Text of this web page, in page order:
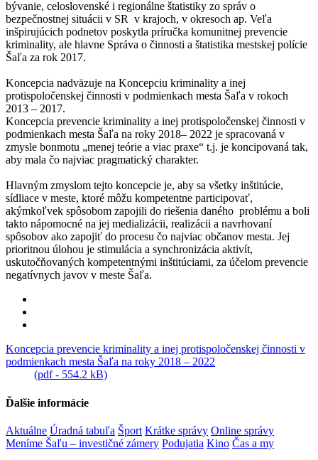
bývanie, celoslovenské i regionálne štatistiky zo správ o
bezpečnostnej situácii v SR v krajoch, v okresoch ap. Veľa
inšpirujúcich podnetov poskytla príručka komunitnej prevencie
kriminality, ale hlavne Správa o činnosti a štatistika mestskej polície
Šaľa za rok 2017.
Koncepcia nadväzuje na Koncepciu kriminality a inej
protispoločenskej činnosti v podmienkach mesta Šaľa v rokoch
2013 – 2017.
Koncepcia prevencie kriminality a inej protispoločenskej činnosti v
podmienkach mesta Šaľa na roky 2018– 2022 je spracovaná v
zmysle bonmotu „menej teórie a viac praxe“ t.j. je koncipovaná tak,
aby mala čo najviac pragmatický charakter.
Hlavným zmyslom tejto koncepcie je, aby sa všetky inštitúcie,
sídliace v meste, ktoré môžu kompetentne participovať,
akýmkoľvek spôsobom zapojili do riešenia daného problému a boli
takto nápomocné na jej medializácii, realizácii a navrhovaní
spôsobov ako zapojiť do procesu čo najviac občanov mesta. Jej
prioritnou úlohou je stimulácia a synchronizácia aktivít,
uskutočňovaných kompetentnými inštitúciami, za účelom prevencie
negatívnych javov v meste Šaľa.
Koncepcia prevencie kriminality a inej protispoločenskej činnosti v
podmienkach mesta Šaľa na roky 2018 – 2022
(pdf - 554.2 kB)
Ďalšie informácie
Aktuálne Úradná tabuľa Šport Krátke správy Online správy
Meníme Šaľu – investičné zámery Podujatia Kino Čas a my